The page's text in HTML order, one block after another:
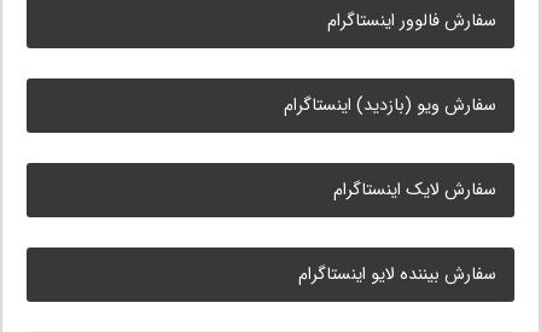
سفارش فالوور اینستاگرام
سفارش ویو (بازدید) اینستاگرام
سفارش لایک اینستاگرام
سفارش بیننده لایو اینستاگرام